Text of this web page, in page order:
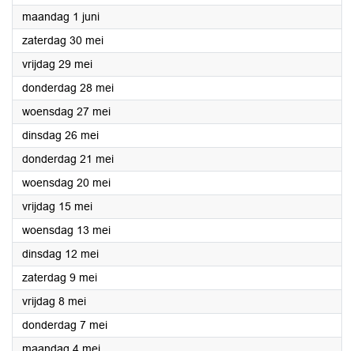
maandag 1 juni2026
zaterdag 30 mei2026
vrijdag 29 mei2026
donderdag 28 mei2026
woensdag 27 mei2026
dinsdag 26 mei2026
donderdag 21 mei2026
woensdag 20 mei2026
vrijdag 15 mei2026
woensdag 13 mei2026
dinsdag 12 mei2026
zaterdag 9 mei2026
vrijdag 8 mei2026
donderdag 7 mei2026
2026